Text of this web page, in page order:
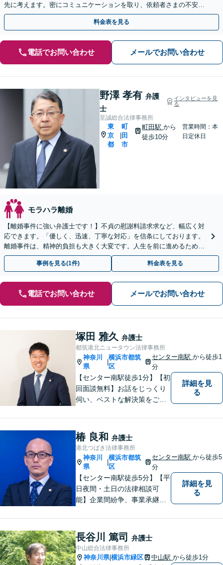
先に考えます。密にコミュニケーションを取り、依頼者さまの不安を
取り除きます。【LINE相談可能】【初回相談無料】
料金表を見る
電話でお問い合わせ メールでお問い合わせ
野澤 孝有 弁護
士
インタビューを見
る
至誠総合法律事務所
東
京
都
町
田
市
町田駅 から
徒歩10分
営業時間：本
日定休日
モラハラ離婚
【離婚事件に強い弁護士です！】不貞の慰謝料請求求など、幅広く対
応できます。「優しく、迅速、丁寧な対応」を信条にしております。
離婚事件は、精神的負担も大きく大変です。人生を前に進めるために
も、一緒に考えましょう。ぜひ一度ご相談ください。
事例を見る(1件) 料金表を見る
電話でお問い合わせ メールでお問い合わせ
塚田 雅久 弁護士
都筑港北ニュータウン法律事務所
神奈川
県
横浜市都筑
区
センター南駅から徒歩1
分
【センター南駅徒歩1分】【初
回面談無料】お話をじっくり
伺い、ベストな解決策をご一
す。【夜間／休日対応可能】
難解な用語は極力用いずに平
易かつ具体的な説明を心がけ
ていますので、まずは一度お
気軽にご相談頂ければと思い
ます。
詳細を見
る
椿 良和 弁護士
港北つばき法律事務所
神奈川
県
横浜市都筑
区
センター南駅から徒歩5
分
【センター南駅徒歩5分】【平
日夜間・土日の法律相談可
能】企業間紛争、事業承継・
から、インターネットによる
中傷・プライバシー・著作権
被害、いじめ、離婚・相続、
不動産に関わる紛争その他の
詳細を見
る
長谷川 篤司 弁護士
中山総合法律事務所
神奈川県|横浜市緑区 中山駅 から徒歩1分